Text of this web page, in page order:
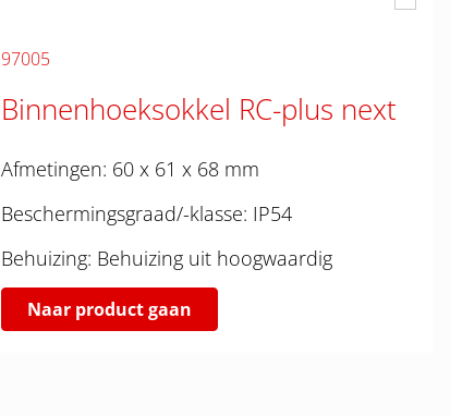
97005
Binnenhoeksokkel RC-plus next
Afmetingen: 60 x 61 x 68 mm
Beschermingsgraad/-klasse: IP54
Behuizing: Behuizing uit hoogwaardig
Naar product gaan